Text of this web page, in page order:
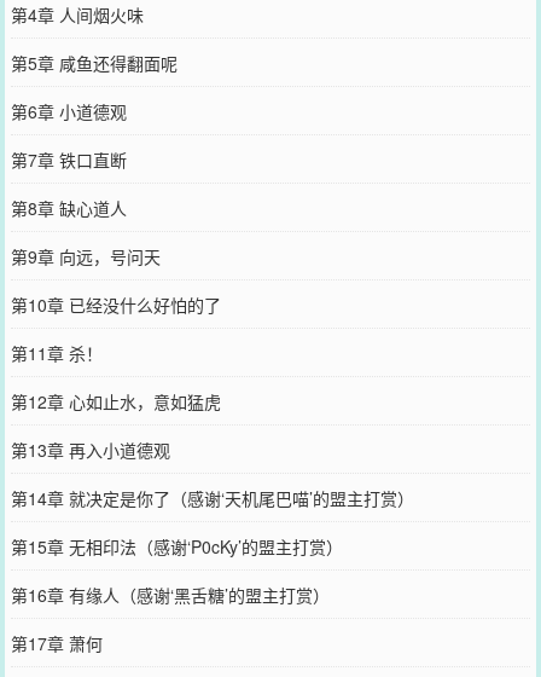
第4章 人间烟火味
第5章 咸鱼还得翻面呢
第6章 小道德观
第7章 铁口直断
第8章 缺心道人
第9章 向远，号问天
第10章 已经没什么好怕的了
第11章 杀！
第12章 心如止水，意如猛虎
第13章 再入小道德观
第14章 就决定是你了（感谢‘天机尾巴喵’的盟主打赏）
第15章 无相印法（感谢‘P0cKy’的盟主打赏）
第16章 有缘人（感谢‘黑舌糖’的盟主打赏）
第17章 萧何